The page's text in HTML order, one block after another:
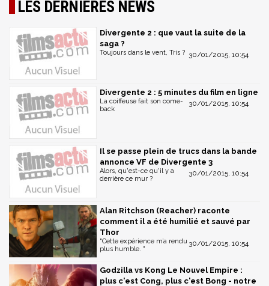
LES DERNIÈRES NEWS
Divergente 2 : que vaut la suite de la
saga ?
30/01/2015, 10:54
Toujours dans le vent, Tris ?
Divergente 2 : 5 minutes du film en ligne
30/01/2015, 10:54
La coiffeuse fait son come-
back
Il se passe plein de trucs dans la bande
annonce VF de Divergente 3
30/01/2015, 10:54
Alors, qu'est-ce qu'il y a
derrière ce mur ?
Alan Ritchson (Reacher) raconte
comment il a été humilié et sauvé par
Thor
30/01/2015, 10:54
"Cette expérience m’a rendu
plus humble. "
Godzilla vs Kong Le Nouvel Empire :
plus c'est Cong, plus c'est Bong - notre